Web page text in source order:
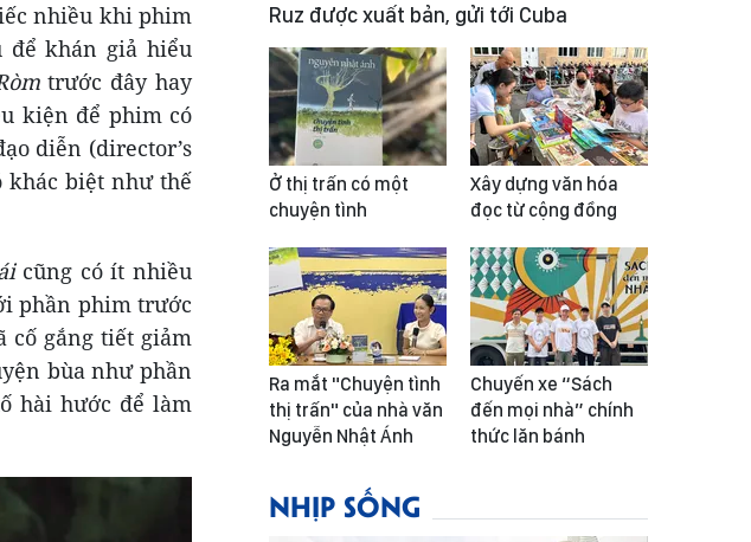
nhiều khi phim
khán giả hiểu
trước đây hay
kiện để phim có
diễn (director’s
khác biệt như thế
cũng có ít nhiều
phần phim trước
cố gắng tiết giảm
bùa như phần
hài hước để làm
Ruz được xuất bản, gửi tới Cuba
Ở thị trấn có một
chuyện tình
Xây dựng văn hóa
đọc từ cộng đồng
Ra mắt "Chuyện tình
thị trấn" của nhà văn
Nguyễn Nhật Ánh
Chuyến xe “Sách
đến mọi nhà” chính
thức lăn bánh
NHỊP SỐNG